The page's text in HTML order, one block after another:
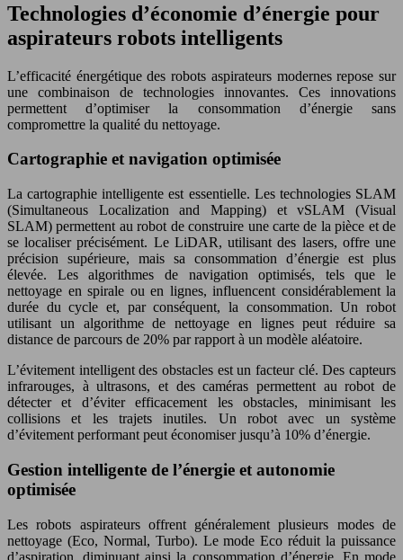
Technologies d’économie d’énergie pour
aspirateurs robots intelligents
L’efficacité énergétique des robots aspirateurs modernes repose sur
une combinaison de technologies innovantes. Ces innovations
permettent d’optimiser la consommation d’énergie sans
compromettre la qualité du nettoyage.
Cartographie et navigation optimisée
La cartographie intelligente est essentielle. Les technologies SLAM
(Simultaneous Localization and Mapping) et vSLAM (Visual
SLAM) permettent au robot de construire une carte de la pièce et de
se localiser précisément. Le LiDAR, utilisant des lasers, offre une
précision supérieure, mais sa consommation d’énergie est plus
élevée. Les algorithmes de navigation optimisés, tels que le
nettoyage en spirale ou en lignes, influencent considérablement la
durée du cycle et, par conséquent, la consommation. Un robot
utilisant un algorithme de nettoyage en lignes peut réduire sa
distance de parcours de 20% par rapport à un modèle aléatoire.
L’évitement intelligent des obstacles est un facteur clé. Des capteurs
infrarouges, à ultrasons, et des caméras permettent au robot de
détecter et d’éviter efficacement les obstacles, minimisant les
collisions et les trajets inutiles. Un robot avec un système
d’évitement performant peut économiser jusqu’à 10% d’énergie.
Gestion intelligente de l’énergie et autonomie
optimisée
Les robots aspirateurs offrent généralement plusieurs modes de
nettoyage (Eco, Normal, Turbo). Le mode Eco réduit la puissance
d’aspiration, diminuant ainsi la consommation d’énergie. En mode